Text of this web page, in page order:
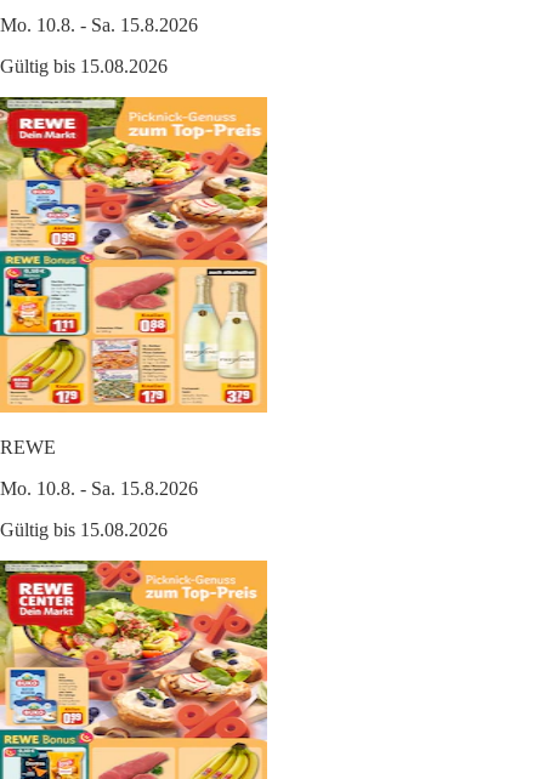
Mo. 10.8. - Sa. 15.8.2026
Gültig bis 15.08.2026
REWE
Mo. 10.8. - Sa. 15.8.2026
Gültig bis 15.08.2026